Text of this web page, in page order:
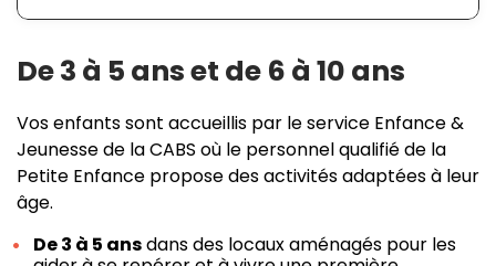
De 3 à 5 ans et de 6 à 10 ans
Vos enfants sont accueillis par le service Enfance &
Jeunesse de la CABS où le personnel qualifié de la
Petite Enfance propose des activités adaptées à leur
âge.
De 3 à 5 ansdans des locaux aménagés pour les